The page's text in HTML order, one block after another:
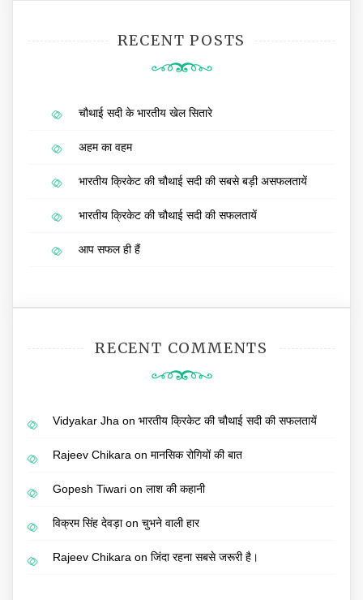
RECENT POSTS
चौथाई सदी के भारतीय खेल सितारे
अहम का वहम
भारतीय क्रिकेट की चौथाई सदी की सबसे बड़ी असफलतायें
भारतीय क्रिकेट की चौथाई सदी की सफलतायें
आप सफल ही हैं
RECENT COMMENTS
Vidyakar Jha on भारतीय क्रिकेट की चौथाई सदी की सफलतायें
Rajeev Chikara on मानसिक रोगियों की बात
Gopesh Tiwari on लाश की कहानी
विक्रम सिंह देवड़ाon चुभने वाली हार
Rajeev Chikara on जिंदा रहना सबसे जरूरी है।